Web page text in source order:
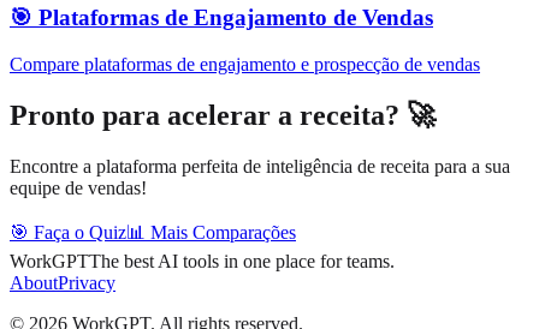
🎯 Plataformas de Engajamento de Vendas
Compare plataformas de engajamento e prospecção de vendas
Pronto para acelerar a receita? 🚀
Encontre a plataforma perfeita de inteligência de receita para a sua
equipe de vendas!
🎯 Faça o Quiz📊 Mais Comparações
WorkGPTThe best AI tools in one place for teams.
AboutPrivacy
© 2026 WorkGPT. All rights reserved.